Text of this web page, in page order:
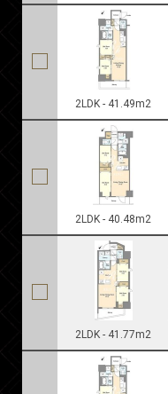
2LDK - 41.49m2
2LDK - 40.48m2
2LDK - 41.77m2